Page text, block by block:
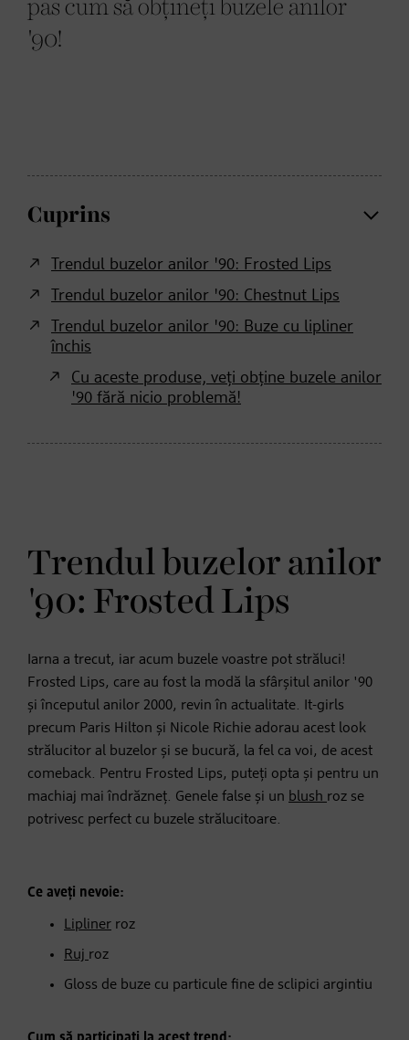
pas cum să obțineți buzele anilor
'90!
Cuprins
Trendul buzelor anilor '90: Frosted Lips
Trendul buzelor anilor '90: Chestnut Lips
Trendul buzelor anilor '90: Buze cu lipliner
închis
Cu aceste produse, veți obține buzele anilor
'90 fără nicio problemă!
Trendul buzelor anilor
'90: Frosted Lips
Iarna a trecut, iar acum buzele voastre pot străluci!
Frosted Lips, care au fost la modă la sfârșitul anilor '90
și începutul anilor 2000, revin în actualitate. It-girls
precum Paris Hilton și Nicole Richie adorau acest look
strălucitor al buzelor și se bucură, la fel ca voi, de acest
comeback. Pentru Frosted Lips, puteți opta și pentru un
machiaj mai îndrăzneț. Genele false și un blush roz se
potrivesc perfect cu buzele strălucitoare.
Ce aveți nevoie:
Lipliner roz
Ruj roz
Gloss de buze cu particule fine de sclipici argintiu